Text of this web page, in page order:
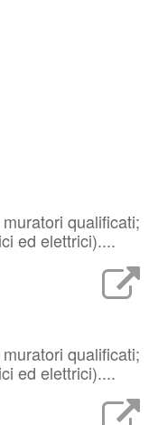
qualificati;
ed elettrici)....
qualificati;
ed elettrici)....